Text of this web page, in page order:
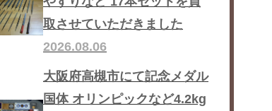
取させていただきました
2026.08.06
大阪府高槻市にて記念メダル
国体 オリンピックなど4.2kg